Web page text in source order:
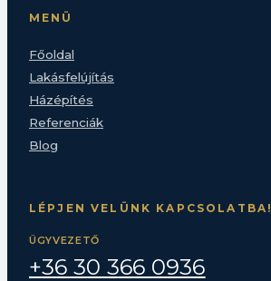
MENÜ
Főoldal
Lakásfelújítás
Házépítés
Referenciák
Blog
LÉPJEN VELÜNK KAPCSOLATBA!
ÜGYVEZETŐ
+36 30 366 0936